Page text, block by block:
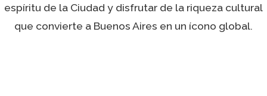
espíritu de la Ciudad y disfrutar de la riqueza cultural
que convierte a Buenos Aires en un ícono global.